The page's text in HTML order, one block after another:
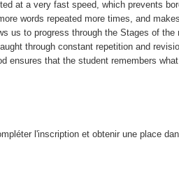
at a very fast speed, which prevents
words repeated more times, and
us to progress through the Stages of the
through constant repetition and
ensures that the student remembers
l'inscription et obtenir une place